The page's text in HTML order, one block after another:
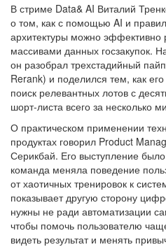
В стриме Data& AI Виталий
о том, как с помощью AI и
архитектуры можно эффективно
массивами данных госзакупок.
он разобрал трехстадийный
Rerank) и поделился тем, как
поиск релевантных лотов с
шорт-листа всего за несколько
О практическом применении
продуктах говорил Product
Серикбай. Его выступление
команда меняла поведение
от хаотичных тренировок к
показывает другую сторону
нужны не ради автоматизации
чтобы помочь пользователю
видеть результат и менять